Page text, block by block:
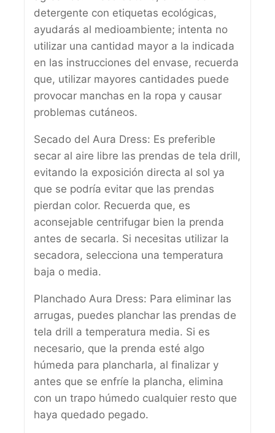
detergente con etiquetas ecológicas,
ayudarás al medioambiente; intenta no
utilizar una cantidad mayor a la indicada
en las instrucciones del envase, recuerda
que, utilizar mayores cantidades puede
provocar manchas en la ropa y causar
problemas cutáneos.
Secado del Aura Dress: Es preferible
secar al aire libre las prendas de tela drill,
evitando la exposición directa al sol ya
que se podría evitar que las prendas
pierdan color. Recuerda que, es
aconsejable centrifugar bien la prenda
antes de secarla. Si necesitas utilizar la
secadora, selecciona una temperatura
baja o media.
Planchado Aura Dress: Para eliminar las
arrugas, puedes planchar las prendas de
tela drill a temperatura media. Si es
necesario, que la prenda esté algo
húmeda para plancharla, al finalizar y
antes que se enfríe la plancha, elimina
con un trapo húmedo cualquier resto que
haya quedado pegado.